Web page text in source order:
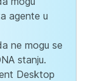
agente u
ne mogu se
stanju.
Desktop